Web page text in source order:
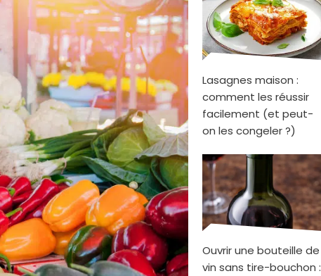
Lasagnes maison :
comment les réussir
facilement (et peut-
on les congeler ?)
Ouvrir une bouteille de
vin sans tire-bouchon :